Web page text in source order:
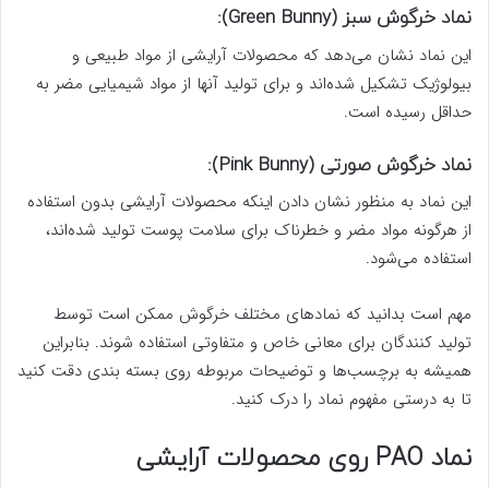
نماد خرگوش سبز (Green Bunny):
این نماد نشان می‌دهد که محصولات آرایشی از مواد طبیعی و
بیولوژیک تشکیل شده‌اند و برای تولید آنها از مواد شیمیایی مضر به
حداقل رسیده است.
نماد خرگوش صورتی (Pink Bunny):
این نماد به منظور نشان دادن اینکه محصولات آرایشی بدون استفاده
از هرگونه مواد مضر و خطرناک برای سلامت پوست تولید شده‌اند،
استفاده می‌شود.
مهم است بدانید که نمادهای مختلف خرگوش ممکن است توسط
تولید کنندگان برای معانی خاص و متفاوتی استفاده شوند. بنابراین
همیشه به برچسب‌ها و توضیحات مربوطه روی بسته بندی دقت کنید
تا به درستی مفهوم نماد را درک کنید.
نماد PAO روی محصولات آرایشی